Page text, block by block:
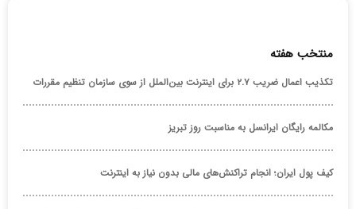
منتخب هفته
تکذیب اعمال ضریب ۲.۷ برای اینترنت بین‌الملل از سوی سازمان تنظیم مقررات
مکالمه رایگان ایرانسل به مناسبت روز تبریز
کیف پول ایران؛ انجام تراکنش‌های مالی بدون نیاز به اینترنت